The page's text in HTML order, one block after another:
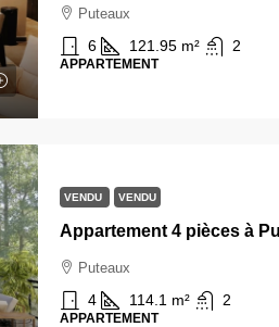
Puteaux
6 121.95 m² 2
APPARTEMENT
VENDU VENDU
Puteaux
4 114.1 m² 2
APPARTEMENT